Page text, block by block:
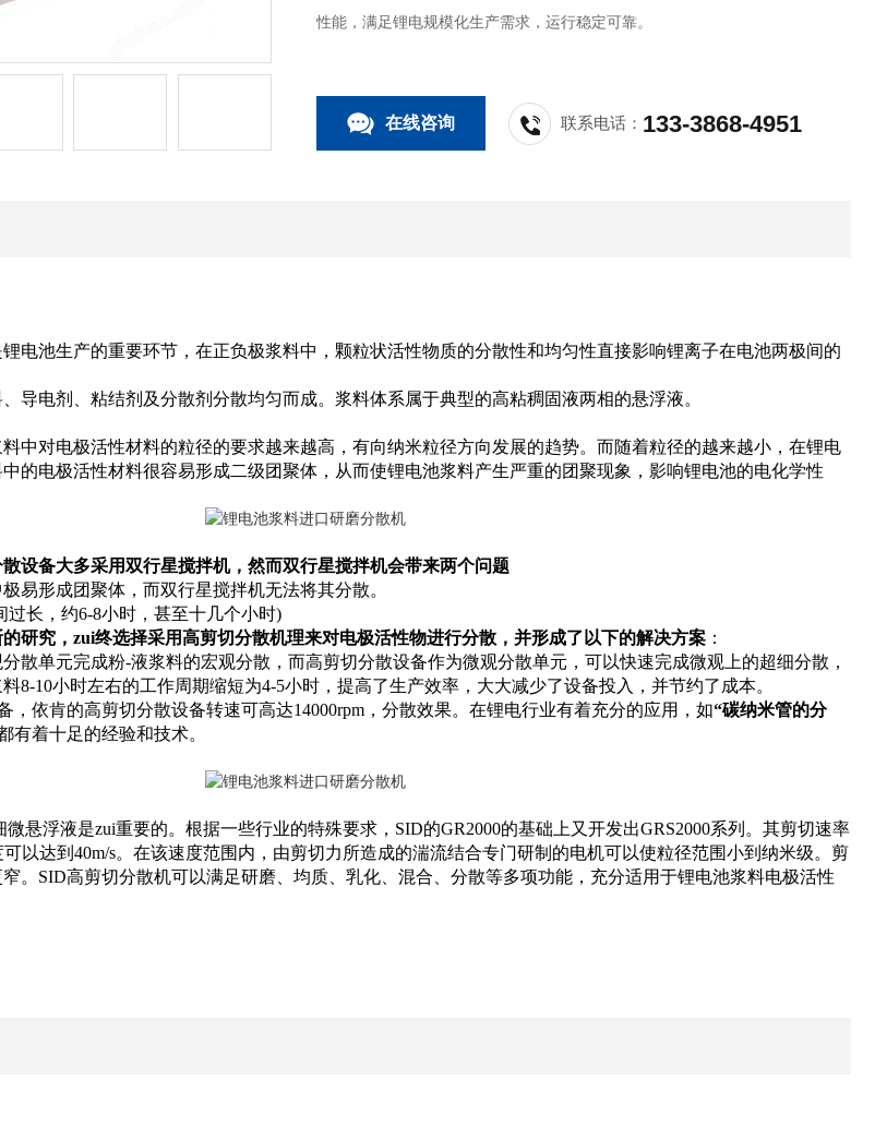
性能，满足锂电规模化生产需求，运行稳定可靠。
在线咨询 联系电话： 133-3868-4951
电池生产的重要环节，在正负极浆料中，颗粒状活性物质的分散性和均匀性直接影响锂离子在电池两极间的
导电剂、粘结剂及分散剂分散均匀而成。浆料体系属于典型的高粘稠固液两相的悬浮液。
中对电极活性材料的粒径的要求越来越高，有向纳米粒径方向发展的趋势。而随着粒径的越来越小，在锂电
的电极活性材料很容易形成二级团聚体，从而使锂电池浆料产生严重的团聚现象，影响锂电池的电化学性
设备大多采用双行星搅拌机，然而双行星搅拌机会带来两个问题
易形成团聚体，而双行星搅拌机无法将其分散。
长，约6-8小时，甚至十几个小时)
研究，zui终选择采用高剪切分散机理来对电极活性物进行分散，并形成了以下的解决方案 ：
散单元完成粉-液浆料的宏观分散，而高剪切分散设备作为微观分散单元，可以快速完成微观上的超细分散，
8-10小时左右的工作周期缩短为4-5小时，提高了生产效率，大大减少了设备投入，并节约了成本。
，依肯的高剪切分散设备转速可高达14000rpm，分散效果。在锂电行业有着充分的应用，如“碳纳米管的分
有着十足的经验和技术。
悬浮液是zui重要的。根据一些行业的特殊要求，SID的GR2000的基础上又开发出GRS2000系列。其剪切速率
可以达到40m/s。在该速度范围内，由剪切力所造成的湍流结合专门研制的电机可以使粒径范围小到纳米级。剪
。SID高剪切分散机可以满足研磨、均质、乳化、混合、分散等多项功能，充分适用于锂电池浆料电极活性